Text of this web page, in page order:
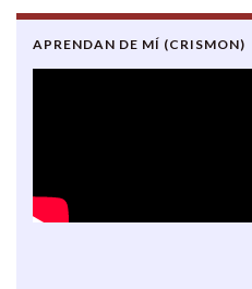
APRENDAN DE MÍ (CRISMON)